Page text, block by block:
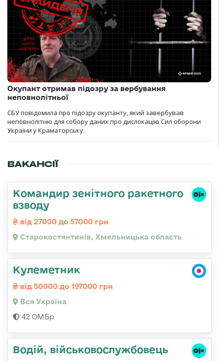
Окупант отримав підозру за вербування
неповнолітньої
СБУ повідомила про підозру окупанту, який завербував
неповнолітню для собору даних про дислокацію Сил оборони
України у Краматорську.
ВАКАНСІЇ
Командир зенітного ракетного
взводу
від 27000 до 57000 грн
Старокостянтинів, Хмельницька область
Кулеметник
від 50000 до 197000 грн
Вся Україна
42 ОМБр
Водій, військовослужбовець